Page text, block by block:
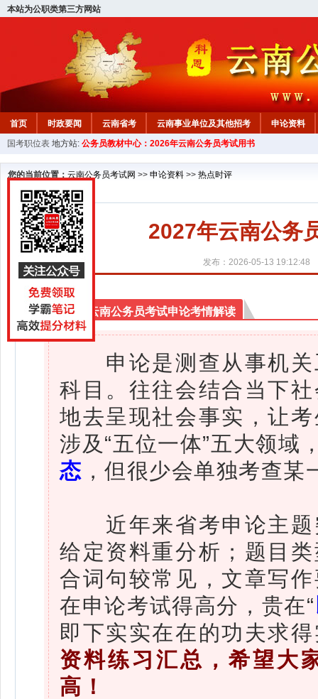
本站为公职类第三方网站
首页 时政要闻 云南省考 云南事业单位及其他招考
申论资料
国考职位表 地方站: 公务员教材中心：2026年云南公务员考试用书
您的当前位置： 云南公务员考试网 >> 申论资料 >> 热点时评
2027年云南公务
发布：2026-05-13 19:12:48
2027年云南公务员考试申论考情解读
申论是测查从事机关
科目。往往会结合当下
地去呈现社会事实，让
涉及“五位一体”五大领域
态 ，但很少会单独考查某
近年来省考申论主题
给定资料重分析；题目
合词句较常见，文章写
在申论考试得高分，贵在“
即下实实在在的功夫求
资料练习汇总，希望大
高！